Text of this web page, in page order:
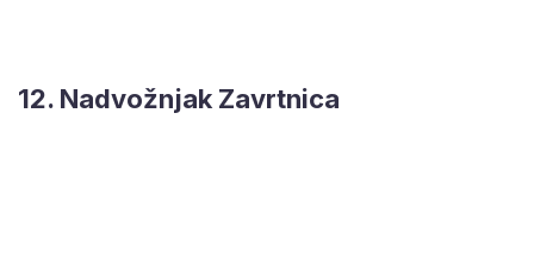
12. Nadvožnjak Zavrtnica